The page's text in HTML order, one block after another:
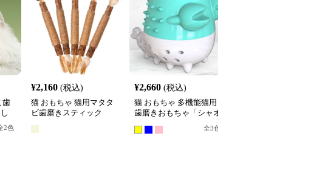
歯
2色
¥2,160 (税込)
猫 おもちゃ 猫用マタタ
ビ歯磨きスティック
¥2,660 (税込)
猫 おもちゃ 多機能猫用
歯磨きおもちゃ「シャオ
全3色